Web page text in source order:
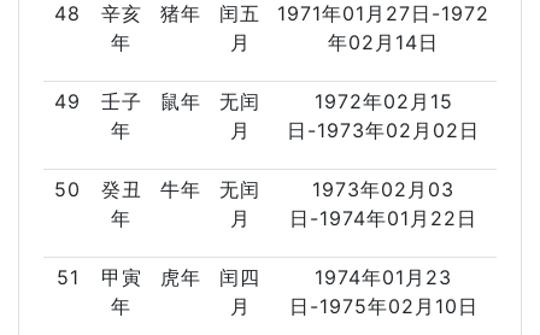
48
辛亥
年
猪年
闰五
月
1971年01月27日-1972
年02月14日
49
壬子
年
鼠年
无闰
月
1972年02月15
日-1973年02月02日
50
癸丑
年
牛年
无闰
月
1973年02月03
日-1974年01月22日
51
甲寅
年
虎年
闰四
月
1974年01月23
日-1975年02月10日